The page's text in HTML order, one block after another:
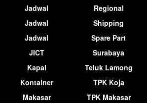
Jadwal
Jadwal
Jadwal
JICT
Kapal
Kontainer
Makasar
Regional
Shipping
Spare Part
Surabaya
Teluk Lamong
TPK Koja
TPK Makasar